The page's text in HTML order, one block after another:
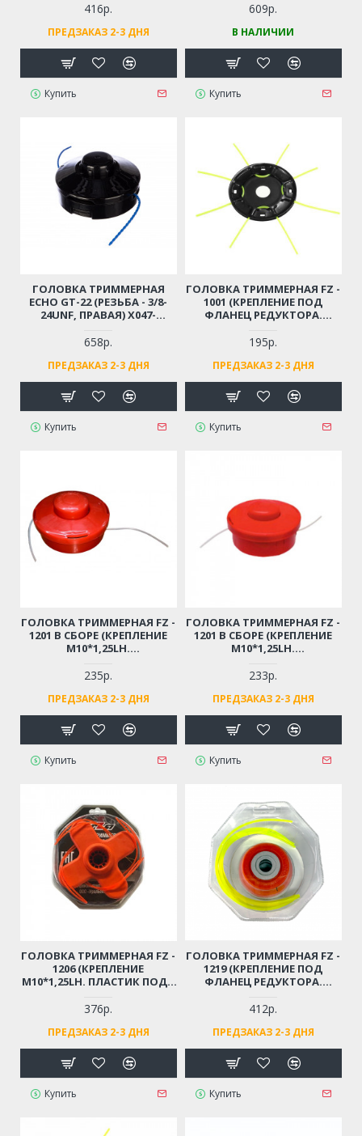
HEAD С МЕТАЛЛИЧЕСКИМ
УПОРОМ. ТОЛЩИНА ЛЕСКИ
ДО 2,4ММ)
416р.
ПРЕДЗАКАЗ 2-3 ДНЯ
Купить
HONDA, HOMELITE, ALPINA
(ГАЙКА М10*1,25 ЛЕВАЯ,
СЕРИЯ PROLINE)
609р.
В НАЛИЧИИ
Купить
ГОЛОВКА ТРИММЕРНАЯ
ECHO GT-22 (РЕЗЬБА - 3/8-
24UNF, ПРАВАЯ) X047-
658р.
ПРЕДЗАКАЗ 2-3 ДНЯ
Купить
ГОЛОВКА ТРИММЕРНАЯ FZ -
1001 (КРЕПЛЕНИЕ ПОД
ФЛАНЕЦ РЕДУКТОРА.
ОТРЕЗКА ЛЕСКИ. ТОЛЩИНА
ЛЕСКИ ДО 3,0ММ)
195р.
ПРЕДЗАКАЗ 2-3 ДНЯ
Купить
ГОЛОВКА ТРИММЕРНАЯ FZ -
1201 В СБОРЕ (КРЕПЛЕНИЕ
М10*1,25LH.
ПЛАСТИК. ТОЛЩИНА ЛЕСКИ
ДО 2,4ММ)
235р.
ПРЕДЗАКАЗ 2-3 ДНЯ
Купить
ГОЛОВКА ТРИММЕРНАЯ FZ -
1201 В СБОРЕ (КРЕПЛЕНИЕ
М10*1,25LH.
ПЛАСТИК. ТОЛЩИНА ЛЕСКИ
ДО 2,4ММ)
233р.
ПРЕДЗАКАЗ 2-3 ДНЯ
Купить
ГОЛОВКА ТРИММЕРНАЯ FZ -
1206 (КРЕПЛЕНИЕ
М10*1,25LH. ПЛАСТИК ПОД 4
ЛЕСКИ ДО 3,0ММ)
376р.
ПРЕДЗАКАЗ 2-3 ДНЯ
Купить
ГОЛОВКА ТРИММЕРНАЯ FZ -
1219 (КРЕПЛЕНИЕ ПОД
ФЛАНЕЦ РЕДУКТОРА.
ОТРЕЗКА ЛЕСКИ. ТОЛЩИНА
ЛЕСКИ ДО 4,0ММ)
412р.
ПРЕДЗАКАЗ 2-3 ДНЯ
Купить